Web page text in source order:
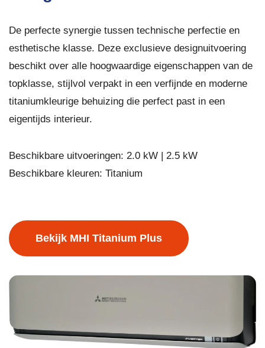
De perfecte synergie tussen technische perfectie en
esthetische klasse. Deze exclusieve designuitvoering
beschikt over alle hoogwaardige eigenschappen van de
topklasse, stijlvol verpakt in een verfijnde en moderne
titaniumkleurige behuizing die perfect past in een
eigentijds interieur.
Beschikbare uitvoeringen: 2.0 kW | 2.5 kW
Beschikbare kleuren: Titanium
Bekijk MHI Titanium Plus